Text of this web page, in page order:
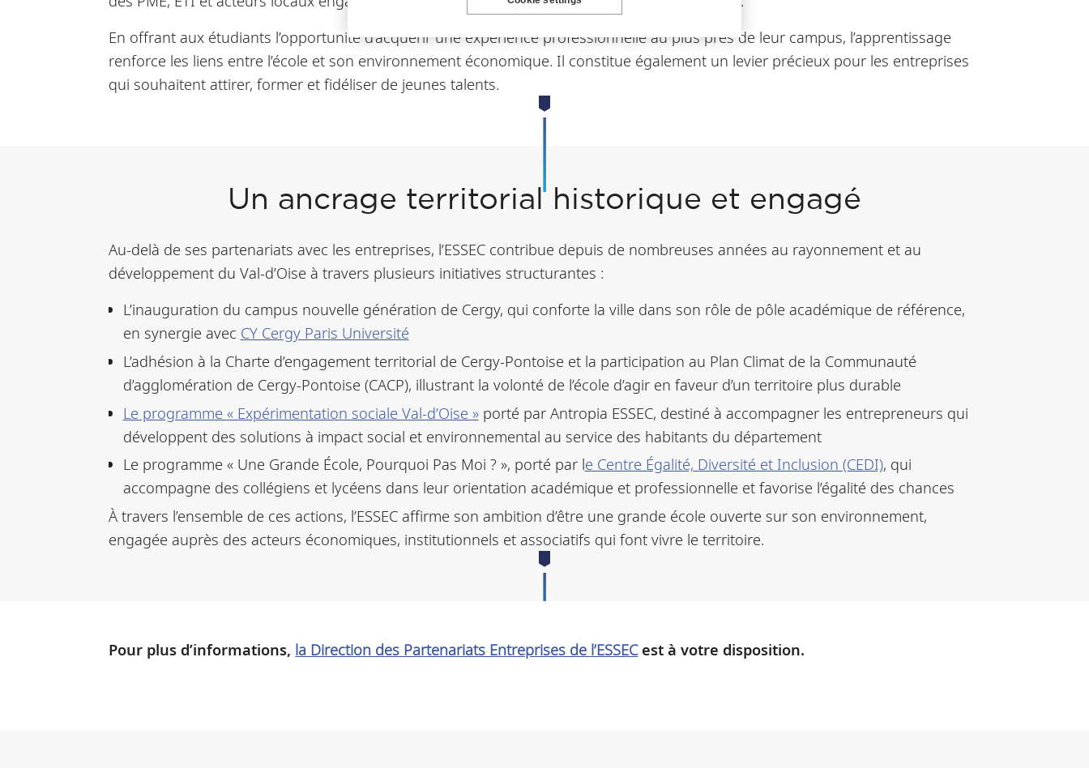
En offrant aux étudiants l’opportunité d’acquérir une expérience professionnelle au plus près de leur campus, l’apprentissage
renforce les liens entre l’école et son environnement économique. Il constitue également un levier précieux pour les entreprises
qui souhaitent attirer, former et fidéliser de jeunes talents.
Un ancrage territorial historique et engagé
Au-delà de ses partenariats avec les entreprises, l’ESSEC contribue depuis de nombreuses années au rayonnement et au
développement du Val-d’Oise à travers plusieurs initiatives structurantes :
L’inauguration du campus nouvelle génération de Cergy, qui conforte la ville dans son rôle de pôle académique de référence,
en synergie avec CY Cergy Paris Université
L’adhésion à la Charte d’engagement territorial de Cergy-Pontoise et la participation au Plan Climat de la Communauté
d’agglomération de Cergy-Pontoise (CACP), illustrant la volonté de l’école d’agir en faveur d’un territoire plus durable
Le programme « Expérimentation sociale Val-d’Oise »porté par Antropia ESSEC, destiné à accompagner les entrepreneurs qui
développent des solutions à impact social et environnemental au service des habitants du département
Le programme « Une Grande École, Pourquoi Pas Moi ? », porté par le Centre Égalité, Diversité et Inclusion (CEDI), qui
accompagne des collégiens et lycéens dans leur orientation académique et professionnelle et favorise l’égalité des chances
À travers l’ensemble de ces actions, l’ESSEC affirme son ambition d’être une grande école ouverte sur son environnement,
engagée auprès des acteurs économiques, institutionnels et associatifs qui font vivre le territoire.
Pour plus d’informations, la Direction des Partenariats Entreprises de l’ESSECest à votre disposition.